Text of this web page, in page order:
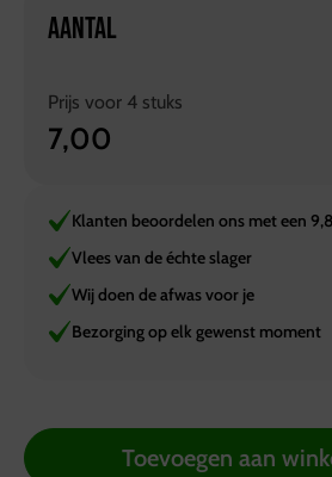
AANTAL
Prijs voor 4 stuks
7,00
Klanten beoordelen ons met een 9,8
Vlees van de échte slager
Wij doen de afwas voor je
Bezorging op elk gewenst moment
Toevoegen aan